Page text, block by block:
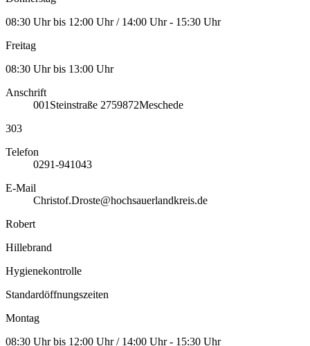
08:30 Uhr bis 12:00 Uhr / 14:00 Uhr - 15:30 Uhr
Freitag
08:30 Uhr bis 13:00 Uhr
Anschrift
001 Steinstraße 2759872Meschede
303
Telefon
0291-941043
E-Mail
Christof.Droste@hochsauerlandkreis.de
Robert
Hillebrand
Hygienekontrolle
Standardöffnungszeiten
Montag
08:30 Uhr bis 12:00 Uhr / 14:00 Uhr - 15:30 Uhr